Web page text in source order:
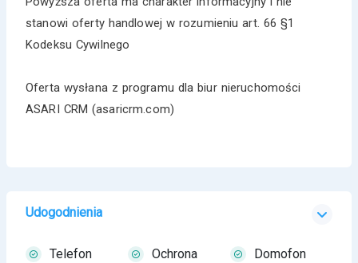
stanowi oferty handlowej w rozumieniu art. 66 §1
Kodeksu Cywilnego
Oferta wysłana z programu dla biur nieruchomości
ASARI CRM (asaricrm.com)
Udogodnienia
Telefon Ochrona Domofon